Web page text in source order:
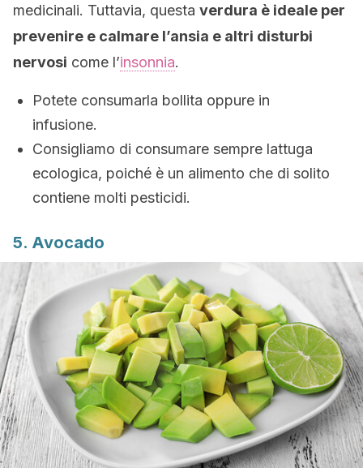
medicinali. Tuttavia, questa verdura è ideale per
prevenire e calmare l’ansia e altri disturbi
nervosi come l’insonnia.
Potete consumarla bollita oppure in
infusione.
Consigliamo di consumare sempre lattuga
ecologica, poiché è un alimento che di solito
contiene molti pesticidi.
5. Avocado